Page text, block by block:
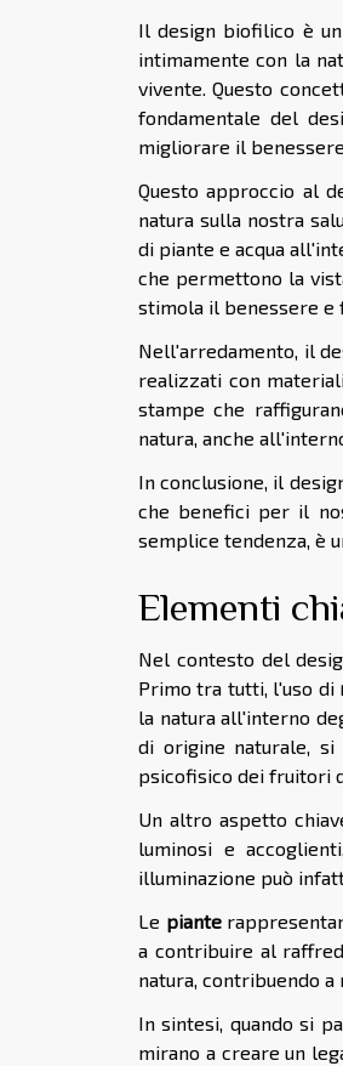
Il design biofilico è
intimamente con la
vivente. Questo
fondamentale del
migliorare il
Questo approccio al
natura sulla nostra
di piante e acqua
che permettono la
stimola il benessere e
Nell'arredamento, il
realizzati con
stampe che
natura, anche
In conclusione, il
che benefici per il
semplice tendenza, è
Elementi
Nel contesto del
Primo tra tutti, l'uso di
la natura all'interno
di origine naturale, si
psicofisico dei fruitori
Un altro aspetto
luminosi e
illuminazione può
Le piante
a contribuire al
natura, contribuendo
In sintesi, quando si
mirano a creare un